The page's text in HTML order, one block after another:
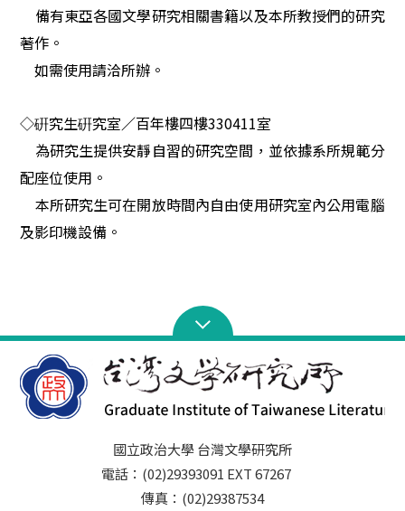
備有東亞各國文學研究相關書籍以及本所教授們的研究
著作。
如需使用請洽所辦。
◇硏究生硏究室／百年樓四樓330411室
為研究生提供安靜自習的研究空間，並依據系所規範分
配座位使用。
本所研究生可在開放時間內自由使用研究室內公用電腦
及影印機設備。
國立政治大學 台灣文學研究所
電話：(02)29393091 EXT 67267
傳真：(02)29387534